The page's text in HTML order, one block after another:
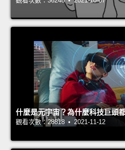
什麼是元宇宙？為什麼科技巨頭
觀看次數：28818 • 2021-11-12